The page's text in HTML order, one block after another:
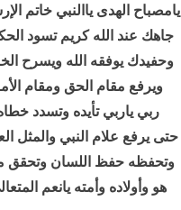
يامصباح الهدى ياالنبي خاتم
جاهك عند الله كريم تسود
وحفيدك يوفقه الله ويسرح
ويرفع مقام الحق ومقام
ربي ياربي تأيده وتسدد
حتى يرفع علام النبي والمثل
وتحفظه حفظ اللسان وتحقق
هو وأولاده وأمته يانعم